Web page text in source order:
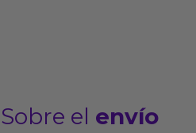
Sobre el envío